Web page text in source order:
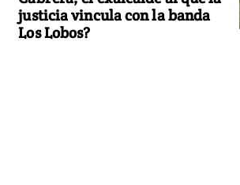
justicia vincula con la banda
Los Lobos?